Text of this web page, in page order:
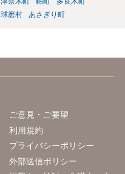
球磨村 あさぎり町
ご意見・ご要望
利用規約
プライバシーポリシー
外部送信ポリシー